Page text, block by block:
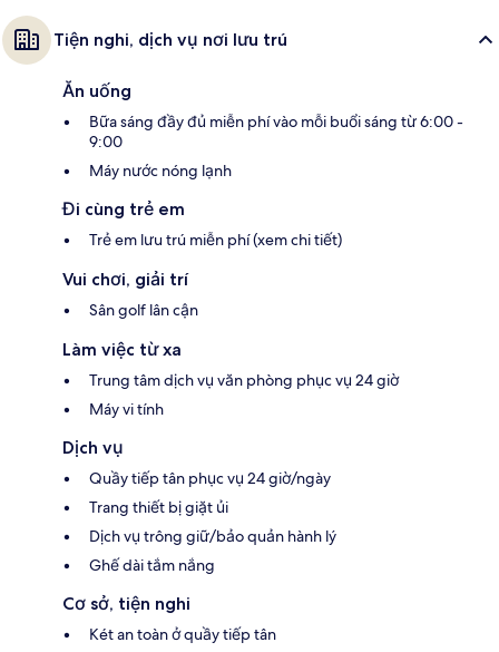
Tiện nghi, dịch vụ nơi lưu trú
Ăn uống
Bữa sáng đầy đủ miễn phí vào mỗi buổi sáng từ 6:00 -
9:00
Máy nước nóng lạnh
Đi cùng trẻ em
Trẻ em lưu trú miễn phí (xem chi tiết)
Vui chơi, giải trí
Sân golf lân cận
Làm việc từ xa
Trung tâm dịch vụ văn phòng phục vụ 24 giờ
Máy vi tính
Dịch vụ
Quầy tiếp tân phục vụ 24 giờ/ngày
Trang thiết bị giặt ủi
Dịch vụ trông giữ/bảo quản hành lý
Ghế dài tắm nắng
Cơ sở, tiện nghi
Két an toàn ở quầy tiếp tân